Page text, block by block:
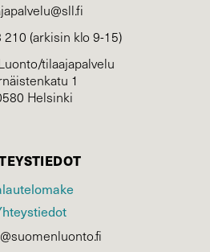
210 (arkisin klo 9-15)
tilaajapalvelu
1
Helsinki